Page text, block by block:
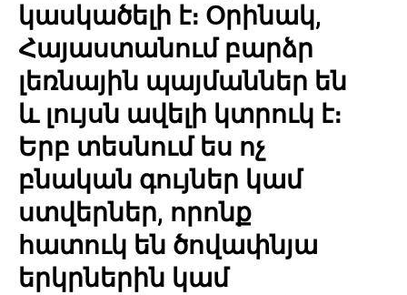
կասկածելի է։ Օրինակ,
Հայաստանում բարձր
լեռնային պայմաններ են
և լույսն ավելի կտրուկ է։
Երբ տեսնում ես ոչ
բնական գույներ կամ
ստվերներ, որոնք
հատուկ են ծովափնյա
երկրներին կամ